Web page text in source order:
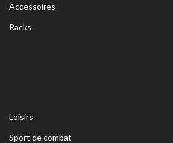
Accessoires
Racks
Loisirs
Sport de combat